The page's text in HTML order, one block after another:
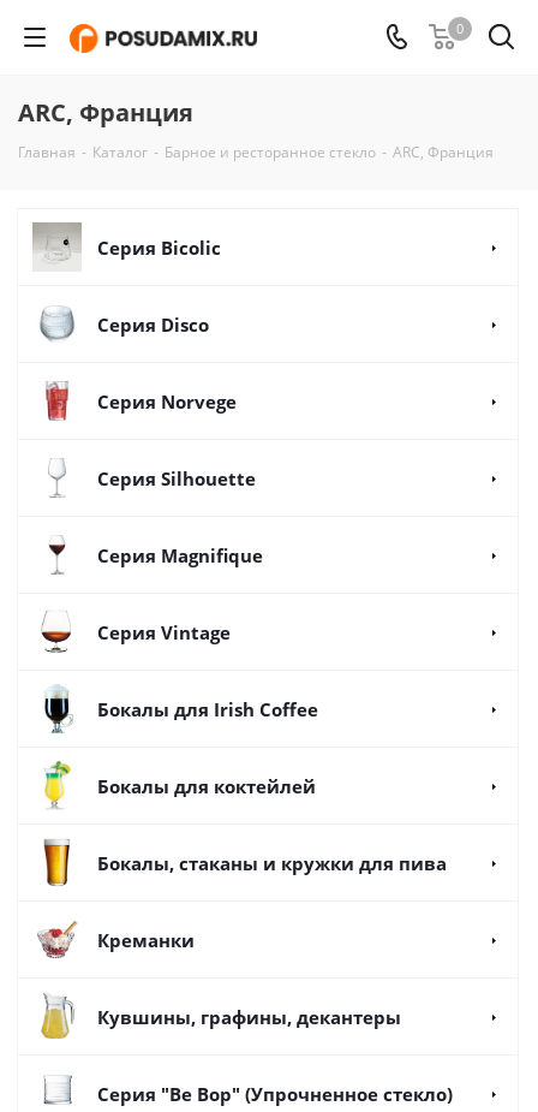
0
ARC, Франция
Главная - Каталог - Барное и ресторанное стекло - ARC, Франция
Серия Bicolic
Серия Disco
Серия Norvege
Серия Silhouette
Серия Magnifique
Серия Vintage
Бокалы для Irish Coffee
Бокалы для коктейлей
Бокалы, стаканы и кружки для пива
Креманки
Кувшины, графины, декантеры
Серия "Be Bop" (Упрочненное стекло)